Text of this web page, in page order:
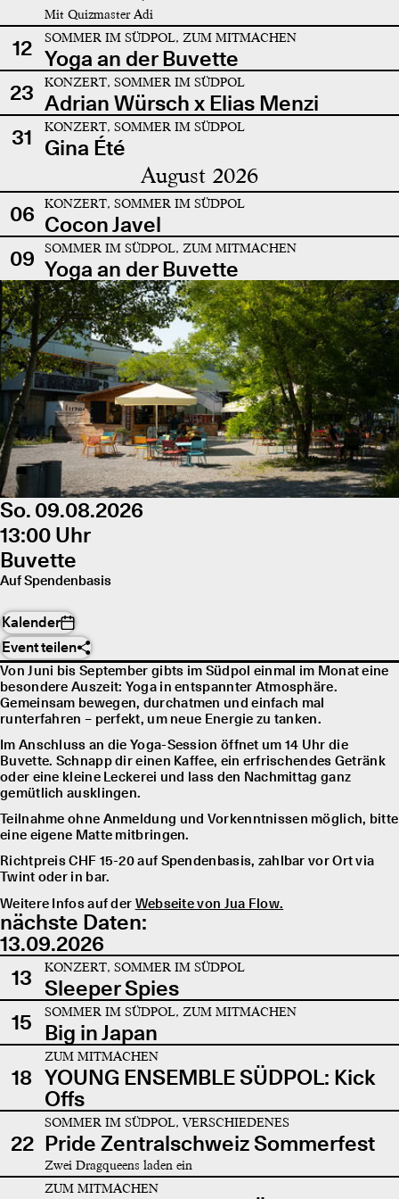
Mit Quizmaster Adi
12 SOMMER IM SÜDPOL, ZUM MITMACHEN
Yoga an der Buvette
23
KONZERT, SOMMER IM SÜDPOL
Adrian Würsch x Elias Menzi
31
KONZERT, SOMMER IM SÜDPOL
Gina Été
August 2026
06 KONZERT, SOMMER IM SÜDPOL
Cocon Javel
09
SOMMER IM SÜDPOL, ZUM MITMACHEN
Yoga an der Buvette
So. 09.08.2026
13:00 Uhr
Buvette
Auf Spendenbasis
Kalender
Event teilen
Von Juni bis September gibts im Südpol einmal im Monat eine
besondere Auszeit: Yoga in entspannter Atmosphäre.
Gemeinsam bewegen, durchatmen und einfach mal
runterfahren – perfekt, um neue Energie zu tanken.
Im Anschluss an die Yoga-Session öffnet um 14 Uhr die
Buvette. Schnapp dir einen Kaffee, ein erfrischendes Getränk
oder eine kleine Leckerei und lass den Nachmittag ganz
gemütlich ausklingen.
Teilnahme ohne Anmeldung und Vorkenntnissen möglich, bitte
eine eigene Matte mitbringen.
Richtpreis CHF 15-20 auf Spendenbasis, zahlbar vor Ort via
Twint oder in bar.
Weitere Infos auf der Webseite von Jua Flow.
nächste Daten:
13.09.2026
13
KONZERT, SOMMER IM SÜDPOL
Sleeper Spies
15
SOMMER IM SÜDPOL, ZUM MITMACHEN
Big in Japan
18
ZUM MITMACHEN
YOUNG ENSEMBLE SÜDPOL: Kick
Offs
22
SOMMER IM SÜDPOL, VERSCHIEDENES
Pride Zentralschweiz Sommerfest
Zwei Dragqueens laden ein
ZUM MITMACHEN